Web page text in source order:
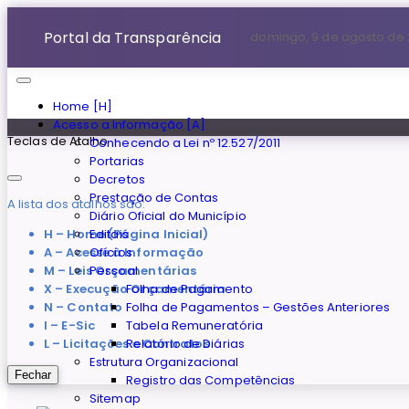
Home [H]
Acesso a Informação [A]
Conhecendo a Lei nº 12.527/2011
Portarias
Decretos
Prestação de Contas
Diário Oficial do Município
Editais
Ofícios
Pessoal
Folha de Pagamento
Folha de Pagamentos – Gestões Anteriores
Tabela Remuneratória
Relatório de Diárias
Estrutura Organizacional
Registro das Competências
Sitemap
Portal da Transparência domingo, 9 de agosto de
Teclas de Atalho
A lista dos atalhos são:
H – Home (Página Inicial)
A – Acesse à Informação
M – Leis Orçamentárias
X – Execução Orçamentária
N – Contato
I – E-Sic
L – Licitações e Contratos
Fechar